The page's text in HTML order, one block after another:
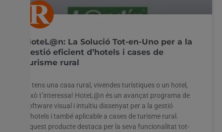
HoteL@n: La Solució Tot-en-Uno per a la
gestió eficient d’hotels i cases de
turisme rural
Si tens una casa rural, vivendes turístiques o un hotel,
això t’interessa! HoteL@n és un avançat programa de
software visual i intuïtiu dissenyat per a la gestió
d’hotels i també aplicable a cases de turisme rural.
Aquest producte destaca per la seva funcionalitat tot-